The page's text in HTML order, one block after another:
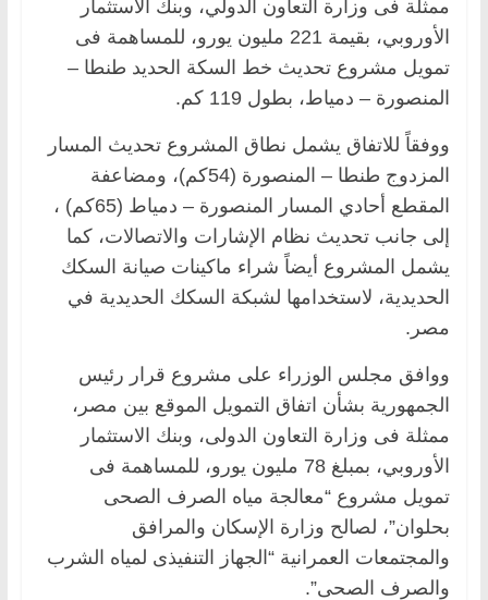
ممثلة فى وزارة التعاون الدولي، وبنك الاستثمار
الأوروبي، بقيمة 221 مليون يورو، ‏للمساهمة فى
تمويل مشروع تحديث خط السكة الحديد طنطا –
المنصورة – دمياط، بطول 119 كم.‏
ووفقاً للاتفاق يشمل نطاق المشروع تحديث المسار
المزدوج طنطا – المنصورة (54كم)، ومضاعفة
‏المقطع أحادي المسار المنصورة – دمياط (65كم) ،
إلى جانب تحديث نظام الإشارات والاتصالات، ‏كما
يشمل المشروع أيضاً شراء ماكينات صيانة السكك
الحديدية، لاستخدامها لشبكة السكك الحديدية في
‏مصر.‏
‏ووافق مجلس الوزراء على مشروع قرار رئيس
الجمهورية بشأن اتفاق التمويل الموقع بين ‏مصر،
ممثلة فى وزارة التعاون الدولى، وبنك الاستثمار
الأوروبي، بمبلغ 78 مليون يورو، ‏للمساهمة فى
تمويل مشروع “معالجة مياه الصرف الصحى
بحلوان”، لصالح وزارة الإسكان والمرافق
‏والمجتمعات العمرانية “الجهاز التنفيذى لمياه الشرب
والصرف الصحى”.‏